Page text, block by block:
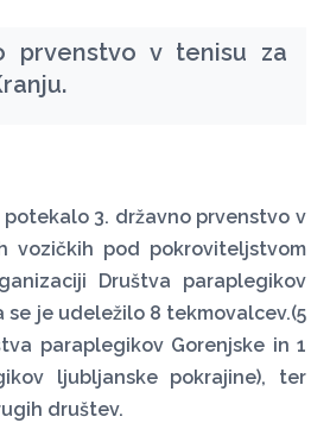
prvenstvo v tenisu za
potekalo 3. državno prvenstvo v
vozičkih pod pokroviteljstvom
Društva paraplegikov
se je udeležilo 8 tekmovalcev.(5
paraplegikov Gorenjske in 1
ljubljanske pokrajine), ter
društev.